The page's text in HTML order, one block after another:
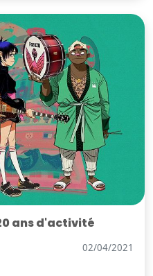
ans d'activité
02/04/2021